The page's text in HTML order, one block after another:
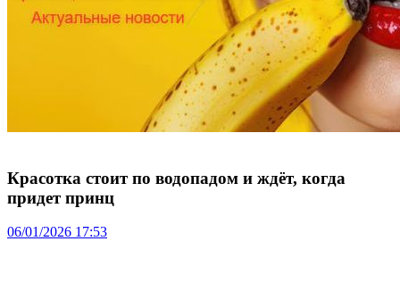
Красотка стоит по водопадом и ждёт, когда
придет принц
06/01/2026 17:53